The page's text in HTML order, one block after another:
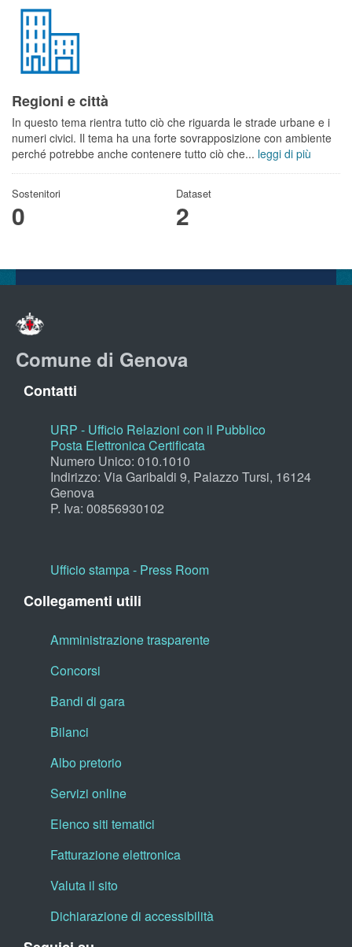
Regioni e città
In questo tema rientra tutto ciò che riguarda le strade urbane e i
numeri civici. Il tema ha una forte sovrapposizione con ambiente
perché potrebbe anche contenere tutto ciò che... leggi di più
Sostenitori
0
Dataset
2
Comune di Genova
Contatti
URP - Ufficio Relazioni con il Pubblico
Posta Elettronica Certificata
Numero Unico: 010.1010
Indirizzo: Via Garibaldi 9, Palazzo Tursi, 16124
Genova
P. Iva: 00856930102
Ufficio stampa - Press Room
Collegamenti utili
Amministrazione trasparente
Concorsi
Bandi di gara
Bilanci
Albo pretorio
Servizi online
Elenco siti tematici
Fatturazione elettronica
Valuta il sito
Dichiarazione di accessibilità